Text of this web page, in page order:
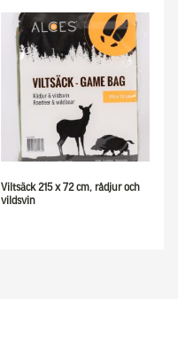
Viltsäck 215 x 72 cm, rådjur och
vildsvin